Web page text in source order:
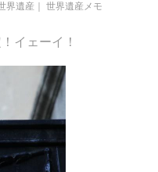
界遺産 世界遺産メモ
イェーイ！